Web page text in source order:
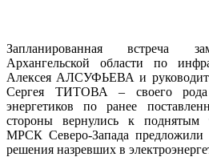
Запланированная встреча
Архангельской области по
Алексея АЛСУФЬЕВА и
Сергея ТИТОВА – своего рода
энергетиков по ранее
стороны вернулись к поднятым
МРСК Северо-Запада предложили
решения назревших в